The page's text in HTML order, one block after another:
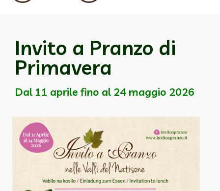
Invito a Pranzo di
Primavera
Dal 11 aprile fino al 24 maggio 2026